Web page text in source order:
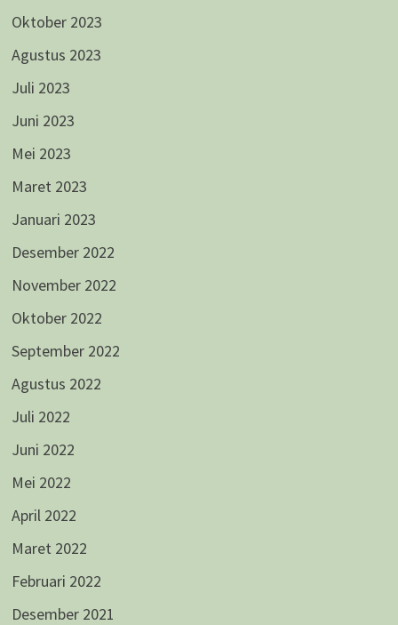
Oktober 2023
Agustus 2023
Juli 2023
Juni 2023
Mei 2023
Maret 2023
Januari 2023
Desember 2022
November 2022
Oktober 2022
September 2022
Agustus 2022
Juli 2022
Juni 2022
Mei 2022
April 2022
Maret 2022
Februari 2022
Desember 2021